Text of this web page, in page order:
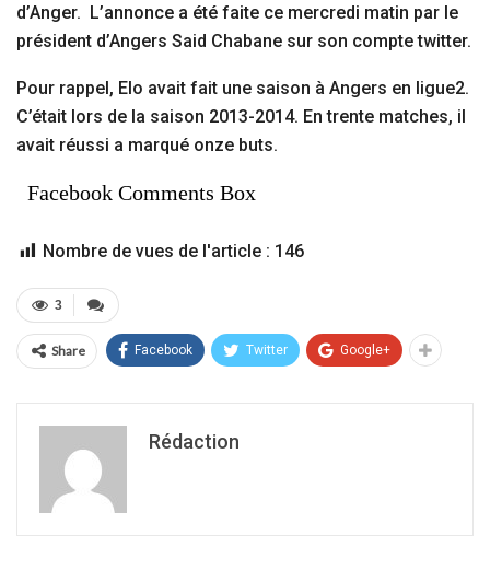
d’Anger. L’annonce a été faite ce mercredi matin par le
président d’Angers Said Chabane sur son compte twitter.
Pour rappel, Elo avait fait une saison à Angers en ligue2.
C’était lors de la saison 2013-2014. En trente matches, il
avait réussi a marqué onze buts.
Facebook Comments Box
Nombre de vues de l'article : 146
3
Share Facebook Twitter Google+
Rédaction